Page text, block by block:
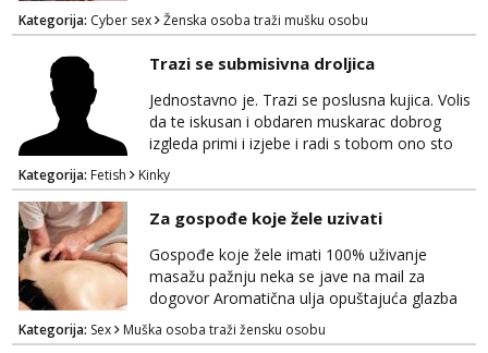
neugodnih iznenađenja javiti se na wap:
+385998702942
Kategorija: Cyber sex Ženska osoba traži mušku osobu
Trazi se submisivna droljica
Jednostavno je. Trazi se poslusna kujica. Volis
da te iskusan i obdaren muskarac dobrog
izgleda primi i izjebe i radi s tobom ono sto
on zeli raditi. Cura si van okvira,kinky i
poslusna. Idealno 25 godina max okvirno 40.
Nikakve umisljene femy ko fol ljepotice me ne
interesiraju. Stop pederima i slicnima. Stop
bonovima i slicne gluposti. Javi se sa slikom i
ukratko o sebi na: naal_naal@yaho...
Kategorija: Fetish Kinky
Za gospođe koje žele uzivati
Gospođe koje žele imati 100% uživanje
masažu pažnju neka se jave na mail za
dogovor Aromatična ulja opuštajuća glazba
Budi moja Kraljica i ispuni si želje za dobro
opuštanje Vaš prostor
Kategorija: Sex Muška osoba traži žensku osobu